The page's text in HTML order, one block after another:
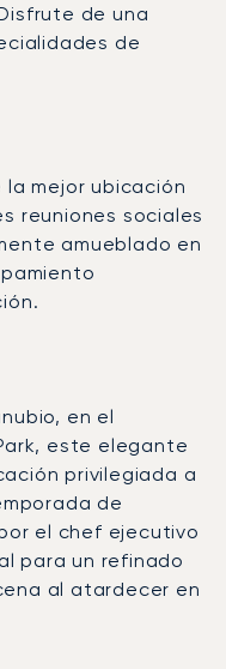
de una
de
la mejor ubicación
reuniones sociales
amueblado en
en el
este elegante
privilegiada a
de
el chef ejecutivo
para un refinado
al atardecer en